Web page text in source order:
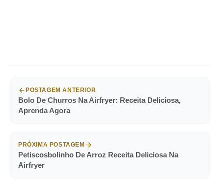
POSTAGEM ANTERIOR
Bolo De Churros Na Airfryer: Receita Deliciosa,
Aprenda Agora
PRÓXIMA POSTAGEM
Petiscosbolinho De Arroz Receita Deliciosa Na
Airfryer